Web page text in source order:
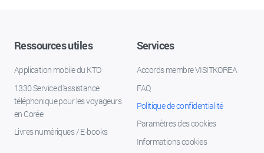
Ressources utiles
Application mobile du KTO
1330 Service d'assistance
téléphonique pour les voyageurs
en Corée
Livres numériques / E-books
Services
Accords membre VISITKOREA
FAQ
Politique de confidentialité
Paramètres des cookies
Informations cookies